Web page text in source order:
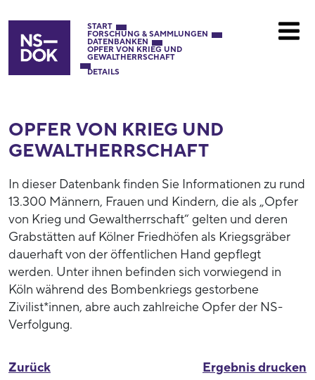
START
FORSCHUNG & SAMMLUNGEN
DATENBANKEN
OPFER VON KRIEG UND
GEWALTHERRSCHAFT
DETAILS
OPFER VON KRIEG UND
GEWALTHERRSCHAFT
In dieser Datenbank finden Sie Informationen zu rund
13.300 Männern, Frauen und Kindern, die als „Opfer
von Krieg und Gewaltherrschaft“ gelten und deren
Grabstätten auf Kölner Friedhöfen als Kriegsgräber
dauerhaft von der öffentlichen Hand gepflegt
werden. Unter ihnen befinden sich vorwiegend in
Köln während des Bombenkriegs gestorbene
Zivilist*innen, abre auch zahlreiche Opfer der NS-
Verfolgung.
Ergebnis drucken
Zurück